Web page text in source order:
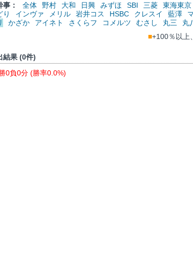
事：
全体 野村 大和 日興 みずほ SBI 三菱 東海東京
り
インヴァ メリル 岩井コス HSBC クレスイ 藍澤
かざか アイネト さくらフ コメルツ むさし 丸三 丸
■+100％以上、
結果 (0件)
0負0分 (勝率0.0%)